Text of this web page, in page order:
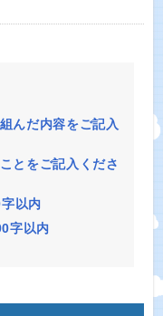
んだ内容をご記入
とをご記入くださ
以内
字以内